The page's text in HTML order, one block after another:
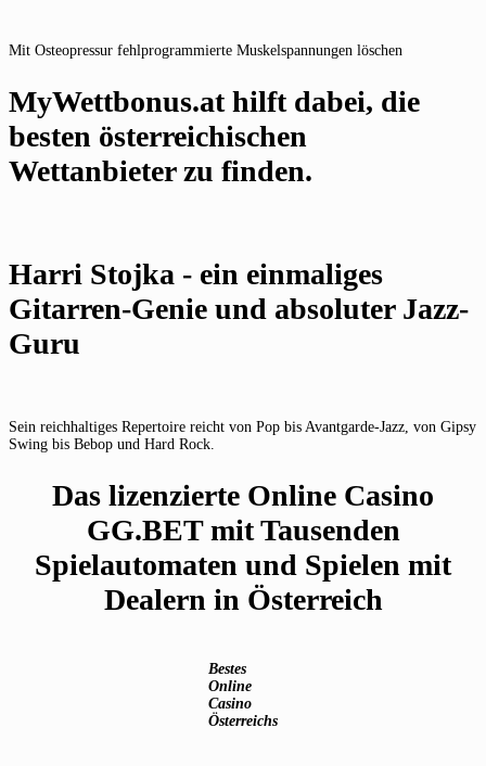
Mit Osteopressur fehlprogrammierte Muskelspannungen löschen
MyWettbonus.at hilft dabei, die
besten österreichischen
Wettanbieter zu finden.
Harri Stojka - ein einmaliges
Gitarren-Genie und absoluter Jazz-
Guru
Sein reichhaltiges Repertoire reicht von Pop bis Avantgarde-Jazz, von Gipsy
Swing bis Bebop und Hard Rock.
Das lizenzierte Online Casino
GG.BET mit Tausenden
Spielautomaten und Spielen mit
Dealern in Österreich
Bestes
Online
Casino
Österreichs